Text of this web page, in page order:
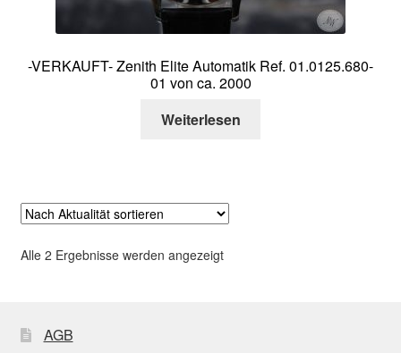
-VERKAUFT- Zenith Elite Automatik Ref. 01.0125.680-
01 von ca. 2000
Weiterlesen
Alle 2 Ergebnisse werden angezeigtNach
AGB